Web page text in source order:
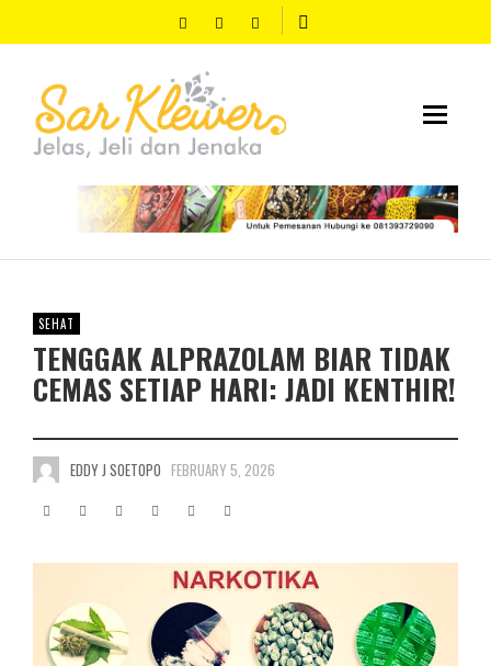
SEHAT
TENGGAK ALPRAZOLAM BIAR TIDAK
CEMAS SETIAP HARI: JADI KENTHIR!
EDDY J SOETOPO FEBRUARY 5, 2026